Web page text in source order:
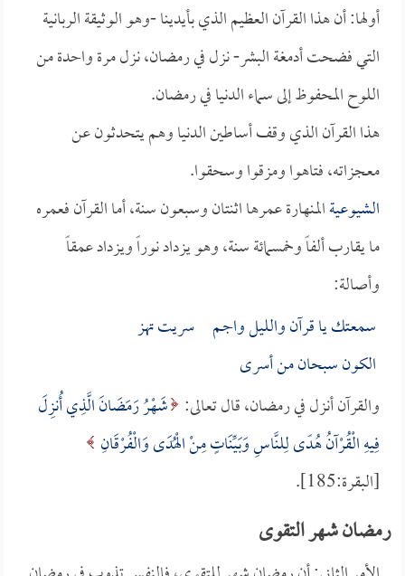
أولها: أن هذا القرآن العظيم الذي بأيدينا -وهو الوثيقة الربانية
التي فضحت أدمغة البشر- نزل في رمضان، نزل مرة واحدة من
اللوح المحفوظ إلى سماء الدنيا في رمضان.
هذا القرآن الذي وقف أساطين الدنيا وهم يتحدثون عن
معجزاته، فتاهوا ومزقوا وسحقوا.
الشيوعيةالمنهارة عمرها اثنتان وسبعون سنة، أما القرآن فعمره
ما يقارب ألفاً وخمسمائة سنة، وهو يزداد نوراً ويزداد عمقاً
وأصالة:
سمعتك يا قرآن والليل واجـم سريت تهز
الكون سبحان من أسرى
والقرآن أنزل في رمضان، قال تعالى: شَهْرُ رَمَضَانَ الَّذِي أُنزِلَ
فِيهِ الْقُرْآنُ هُدًى لِلنَّاسِ وَبَيِّنَاتٍ مِنْ الْهُدَى وَالْفُرْقَانِ
[البقرة:185].
رمضان شهر التقوى